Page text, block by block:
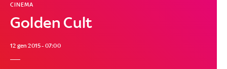
Golden Cult
CINEMA
12 gen 2015 - 07:00